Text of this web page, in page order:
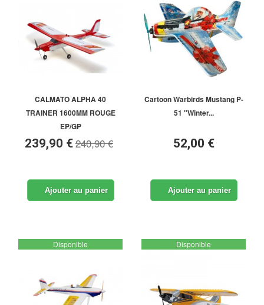
CALMATO ALPHA 40
TRAINER 1600MM ROUGE
EP/GP
239,90 €240,90 €
Ajouter au panier
Cartoon Warbirds Mustang P-
51 "Winter...
52,00 €
Ajouter au panier
Disponible Disponible